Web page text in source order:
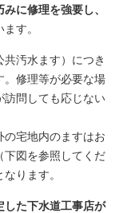
に修理を強要し、
す。
汚水ます）につき
。修理等が必要な場
訪問しても応じない
の宅地内のますはお
下図を参照してくだ
ります。
した下水道工事店が